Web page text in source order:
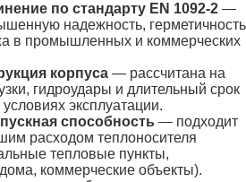
по стандарту EN 1092-2 —
надежность, герметичность
в промышленных и коммерческих
корпуса — рассчитана на
гидроудары и длительный срок
эксплуатации.
способность — подходит
расходом теплоносителя
тепловые пункты,
коммерческие объекты).